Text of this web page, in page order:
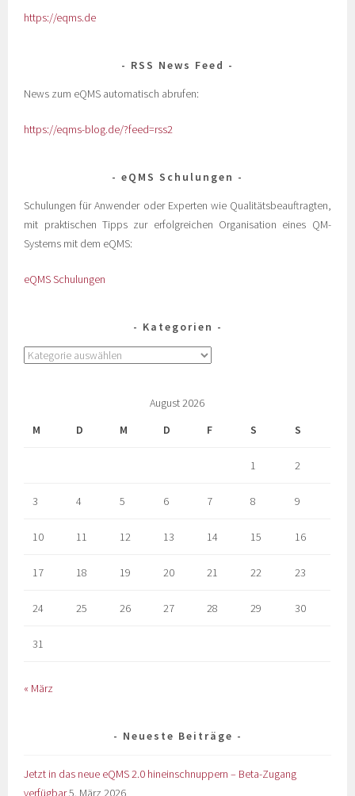
https://eqms.de
RSS News Feed
News zum eQMS automatisch abrufen:
https://eqms-blog.de/?feed=rss2
eQMS Schulungen
Schulungen für Anwender oder Experten wie Qualitätsbeauftragten,
mit praktischen Tipps zur erfolgreichen Organisation eines QM-
Systems mit dem eQMS:
eQMS Schulungen
Kategorien
August 2026
M
D M D F S S
1 2
3 4 5 6 7 8 9
10 11 12 13 14 15 16
17 18 19 20 21 22 23
24 25 26 27 28 29 30
31
« März
Neueste Beiträge
Jetzt in das neue eQMS 2.0 hineinschnuppern – Beta-Zugang
verfügbar5. März 2026